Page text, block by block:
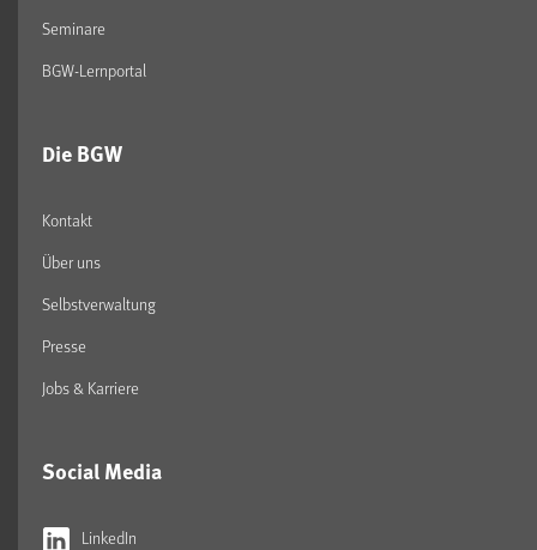
Seminare
BGW-Lernportal
Die BGW
Kontakt
Über uns
Selbstverwaltung
Presse
Jobs & Karriere
Social Media
LinkedIn